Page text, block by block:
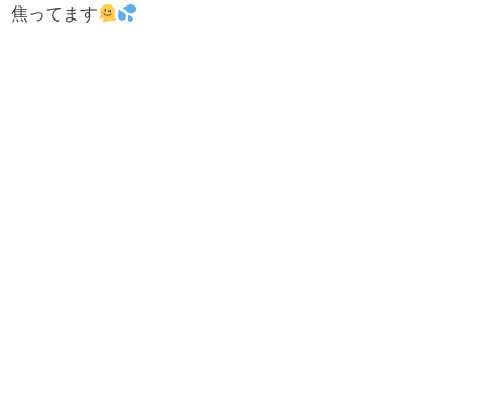
焦ってます